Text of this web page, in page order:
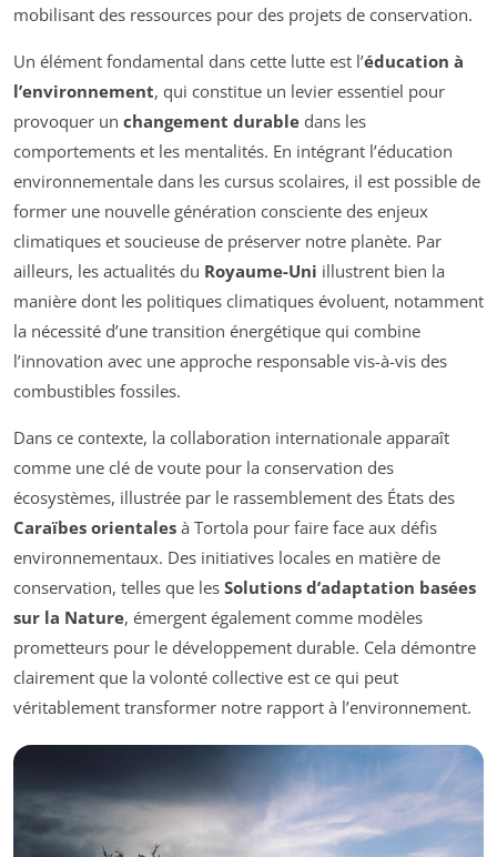
mobilisant des ressources pour des projets de conservation.
Un élément fondamental dans cette lutte est l’éducation à
l’environnement, qui constitue un levier essentiel pour
provoquer un changement durable dans les
comportements et les mentalités. En intégrant l’éducation
environnementale dans les cursus scolaires, il est possible de
former une nouvelle génération consciente des enjeux
climatiques et soucieuse de préserver notre planète. Par
ailleurs, les actualités du Royaume-Uni illustrent bien la
manière dont les politiques climatiques évoluent, notamment
la nécessité d’une transition énergétique qui combine
l’innovation avec une approche responsable vis-à-vis des
combustibles fossiles.
Dans ce contexte, la collaboration internationale apparaît
comme une clé de voute pour la conservation des
écosystèmes, illustrée par le rassemblement des États des
Caraïbes orientales à Tortola pour faire face aux défis
environnementaux. Des initiatives locales en matière de
conservation, telles que les Solutions d’adaptation basées
sur la Nature, émergent également comme modèles
prometteurs pour le développement durable. Cela démontre
clairement que la volonté collective est ce qui peut
véritablement transformer notre rapport à l’environnement.